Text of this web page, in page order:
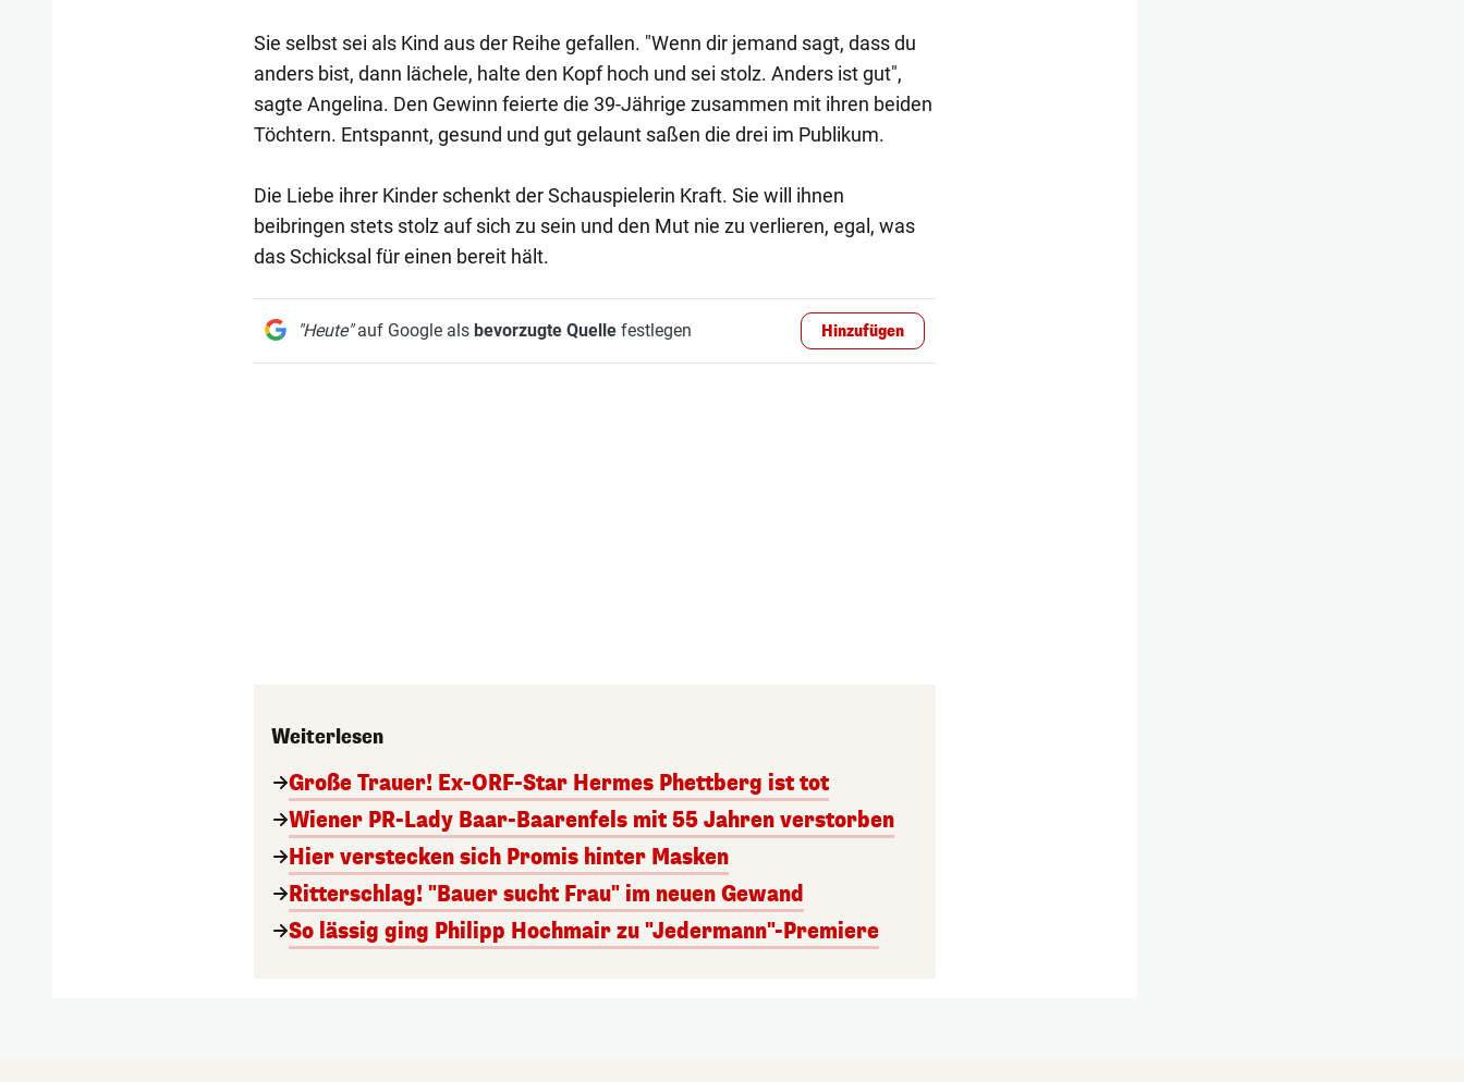
Sie selbst sei als Kind aus der Reihe gefallen. "Wenn dir jemand sagt, dass du
anders bist, dann lächele, halte den Kopf hoch und sei stolz. Anders ist gut",
sagte Angelina. Den Gewinn feierte die 39-Jährige zusammen mit ihren beiden
Töchtern. Entspannt, gesund und gut gelaunt saßen die drei im Publikum.
Die Liebe ihrer Kinder schenkt der Schauspielerin Kraft. Sie will ihnen
beibringen stets stolz auf sich zu sein und den Mut nie zu verlieren, egal, was
das Schicksal für einen bereit hält.
"Heute"auf Google als bevorzugte Quellefestlegen Hinzufügen
Weiterlesen
Große Trauer! Ex-ORF-Star Hermes Phettberg ist tot
Wiener PR-Lady Baar-Baarenfels mit 55 Jahren verstorben
Hier verstecken sich Promis hinter Masken
Ritterschlag! "Bauer sucht Frau" im neuen Gewand
So lässig ging Philipp Hochmair zu "Jedermann"-Premiere